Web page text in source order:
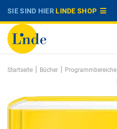
SIE SIND HIERLINDE SHOP
Startseite | Bücher | Programmbereiche